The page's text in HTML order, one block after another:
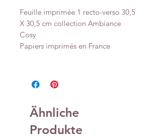
Feuille imprimée 1 recto-verso 30,5
X 30,5 cm collection Ambiance
Cosy
Papiers imprimés en France
Ähnliche
Produkte